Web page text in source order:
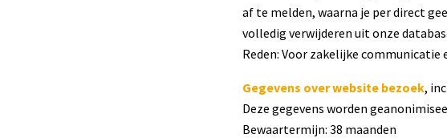
af te melden, waarna je per direct
volledig verwijderen uit onze
Reden: Voor zakelijke communicatie
Gegevens over website bezoek,
Deze gegevens worden
Bewaartermijn: 38 maanden